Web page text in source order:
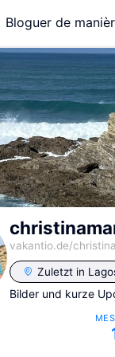
Bloguer de
vakantio.de/christina
Zuletzt in
Bilder und kurze